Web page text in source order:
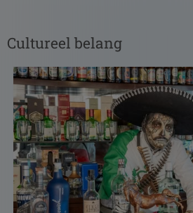
Cultureel belang